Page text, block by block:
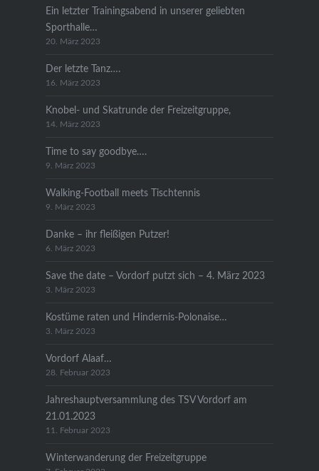
Ein letzter Trainingsabend in unserer geliebten
Sporthalle…
20. März 2023
Der letzte Tanz….
16. März 2023
Knobel- und Skatrunde der Freizeitgruppe,
14. März 2023
Time to say goodbye….
9. März 2023
Walking-Football meets Tischtennis
9. März 2023
Danke – ihr fleißigen Putzer!
6. März 2023
Save the date – Vordorf putzt sich – 4. März 2023
3. März 2023
Kostüme raten und Hindernis-Polonaise…
3. März 2023
Vordorf Alaaf…
28. Februar 2023
Jahreshauptversammlung des TSV Vordorf am
21.01.2023
11. Februar 2023
Winterwanderung der Freizeitgruppe